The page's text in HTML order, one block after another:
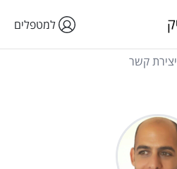
למטפלים
יצירת קשר